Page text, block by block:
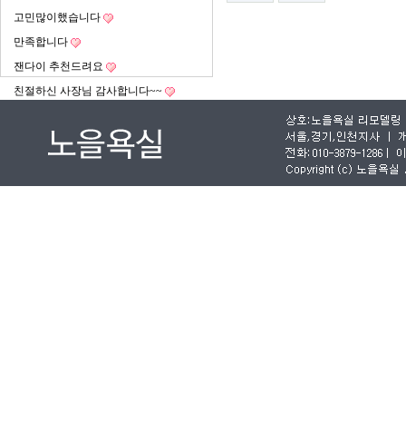
고민많이했습니다
만족합니다
잰다이 추천드려요
친절하신 사장님 감사합니다~~